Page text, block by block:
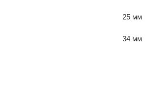
25 мм
34 мм